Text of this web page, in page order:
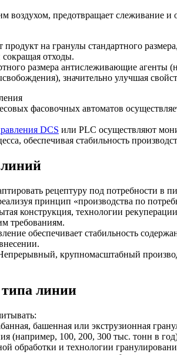
предотвращает слеживание и
на гранулы стандартного
сокращая отходы.
размера антислеживающие
значительно улучшая
фасовочных автоматов
DCS или PLC осуществляют
обеспечивая стабильность
рецептуру под потребности в
принцип «производства по
конструкция, технологии
требованиям.
обеспечивает стабильность
крупномасштабный
линии
башенная или экструзионная
(например, 100, 200, 300 тыс. тонн в
обработки и технологии